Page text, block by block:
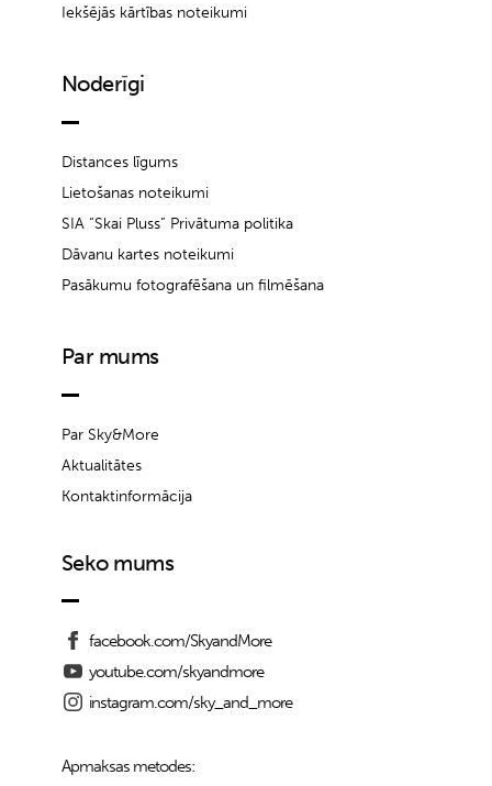
Iekšējās kārtības noteikumi
Noderīgi
Distances līgums
Lietošanas noteikumi
SIA “Skai Pluss” Privātuma politika
Dāvanu kartes noteikumi
Pasākumu fotografēšana un filmēšana
Par mums
Par Sky&More
Aktualitātes
Kontaktinformācija
Seko mums
facebook.com/SkyandMore
youtube.com/skyandmore
instagram.com/sky_and_more
Apmaksas metodes: